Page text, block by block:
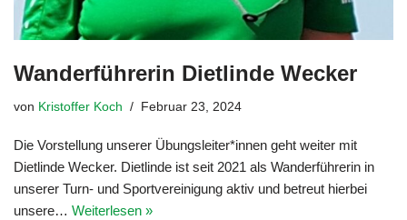
Wanderführerin Dietlinde Wecker
von Kristoffer Koch Februar 23, 2024
Die Vorstellung unserer Übungsleiter*innen geht weiter mit
Dietlinde Wecker. Dietlinde ist seit 2021 als Wanderführerin in
unserer Turn- und Sportvereinigung aktiv und betreut hierbei
unsere… Weiterlesen »